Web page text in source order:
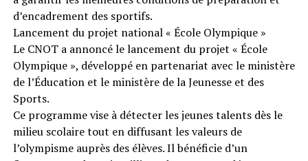
d’encadrement des sportifs.
Lancement du projet national « École Olympique »
Le CNOT a annoncé le lancement du projet « École
Olympique », développé en partenariat avec le ministère
de l’Éducation et le ministère de la Jeunesse et des
Sports.
Ce programme vise à détecter les jeunes talents dès le
milieu scolaire tout en diffusant les valeurs de
l’olympisme auprès des élèves. Il bénéficie d’un